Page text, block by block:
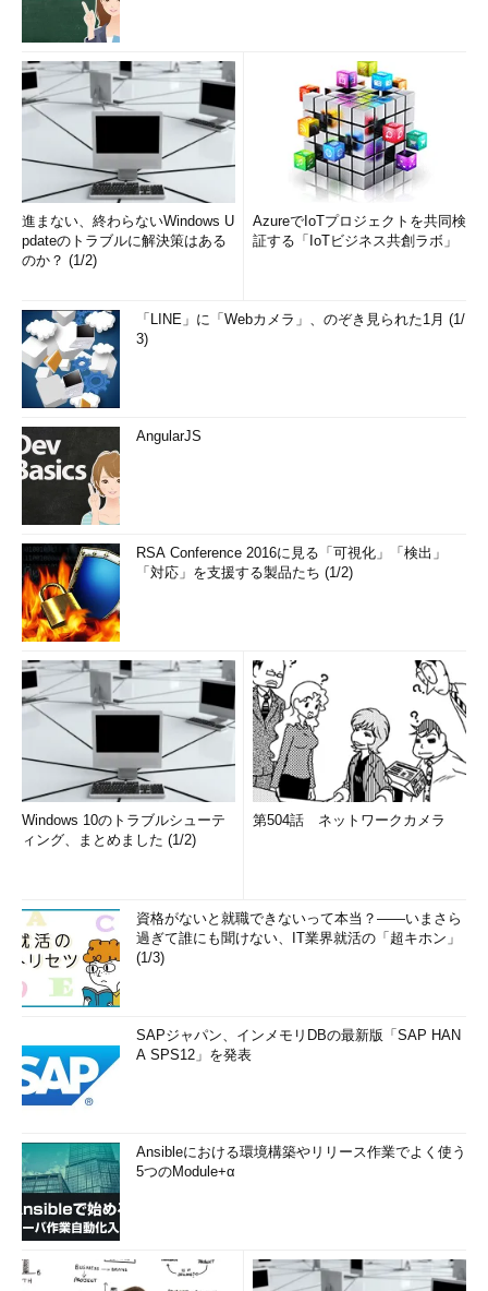
画面3 「bash」を含むファイルを表示したところ
目次に戻る
ファイルをパス付きで一覧表示する
スで表示します。
ファイルのリストが欲しい場合は、「
状にインデントしない表示にできます。さらに最後に表示するレ
ポート行（表示したファイル数とディレクトリを表示している
行）が不要な場合は、「
と画面5
ドで冒頭部分だけを表示しています。
コマンド実行例
tree -f ディレクトリ
（ファイルやディレクトリの名前をフルパスで表示）（
画面
4）
tree -f -i ディレクトリ
（ツリー構造を表示しない）（ 画面5
tree -f -i --noreport ディレクトリ
画面4 名前をフルパスで表示したところ
進まない、終わらないWindows U
pdateのトラブルに解決策はある
のか？ (1/2)
AzureでIoTプロジェクトを共同検
証する「IoTビジネス共創ラボ」
「LINE」に「Webカメラ」、のぞき見られた1月 (1/
3)
AngularJS
RSA Conference 2016に見る「可視化」「検出」
「対応」を支援する製品たち (1/2)
Windows 10のトラブルシューテ
ィング、まとめました (1/2)
第504話 ネットワークカメラ
資格がないと就職できないって本当？――いまさら
過ぎて誰にも聞けない、IT業界就活の「超キホン」
(1/3)
SAPジャパン、インメモリDBの最新版「SAP HAN
A SPS12」を発表
Ansibleにおける環境構築やリリース作業でよく使う
5つのModule+α